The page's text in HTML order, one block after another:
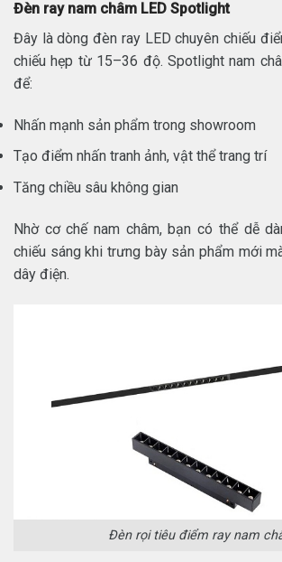
Đèn ray nam châm LED Spotlight
Đây là dòng đèn ray LED chuyên chiếu
chiếu hẹp từ 15–36 độ. Spotlight nam
để:
Nhấn mạnh sản phẩm trong showroom
Tạo điểm nhấn tranh ảnh, vật thể trang trí
Tăng chiều sâu không gian
Nhờ cơ chế nam châm, bạn có thể dễ
chiếu sáng khi trưng bày sản phẩm mới
dây điện.
Đèn rọi tiêu điểm ray nam